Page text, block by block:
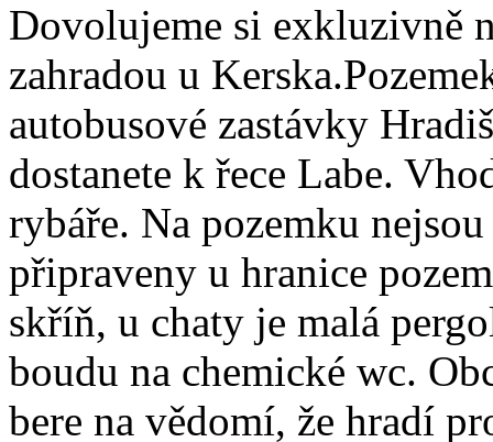
Dovolujeme si exkluzivně
zahradou u
autobusové zastávky
dostanete k řece Labe.
rybáře. Na pozemku
připraveny u hranice
skříň, u chaty je malá
boudu na chemické wc.
bere na vědomí, že hradí